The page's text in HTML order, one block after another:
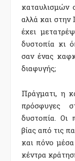
καταυλισμών
αλλά και
έχει
δυστοπία κι
σαν ένας
διαφυγής;
Πράγματι, η
πρόσφυγες
δυστοπία. Οι
βίας από τις
και πόνο
κέντρα